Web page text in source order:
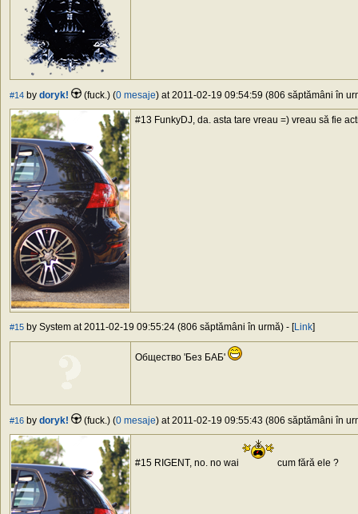
#14 by doryk! (fuck.) (0 mesaje) at 2011-02-19 09:54:59 (806 săptămâni în
#13 FunkyDJ, da. asta tare vreau =) vreau să fie
#15 by System at 2011-02-19 09:55:24 (806 săptămâni în urmă) - [Link]
Общество 'Без БАБ'
#16 by doryk! (fuck.) (0 mesaje) at 2011-02-19 09:55:43 (806 săptămâni în
#15 RIGENT, no. no wai cum fără ele ?